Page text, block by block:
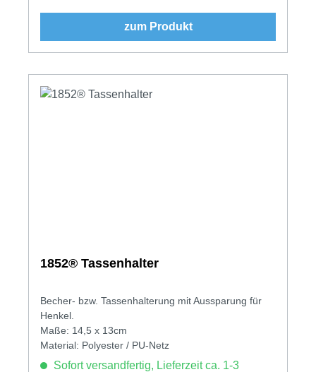
zum Produkt
1852® Tassenhalter
Becher- bzw. Tassenhalterung mit Aussparung für
Henkel.
Maße: 14,5 x 13cm
Material: Polyester / PU-Netz
Sofort versandfertig, Lieferzeit ca. 1-3